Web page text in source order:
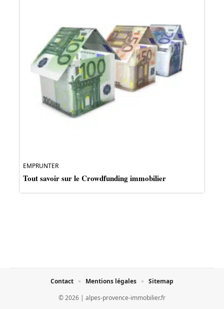
EMPRUNTER
Tout savoir sur le Crowdfunding immobilier
© 2026 | alpes-provence-immobilier.fr
Contact Mentions légales Sitemap